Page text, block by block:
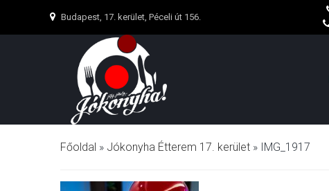
Budapest, 17. kerület, Péceli út 156.
Főoldal » Jókonyha Étterem 17. kerület » IMG_1917